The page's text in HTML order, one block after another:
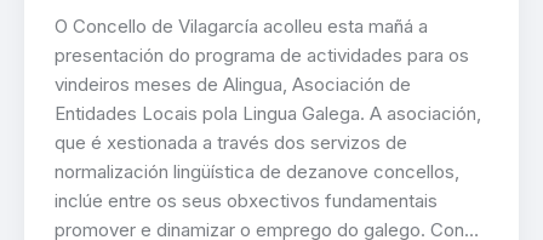
O Concello de Vilagarcía acolleu esta mañá a
presentación do programa de actividades para os
vindeiros meses de Alingua, Asociación de
Entidades Locais pola Lingua Galega. A asociación,
que é xestionada a través dos servizos de
normalización lingüística de dezanove concellos,
inclúe entre os seus obxectivos fundamentais
promover e dinamizar o emprego do galego. Con…